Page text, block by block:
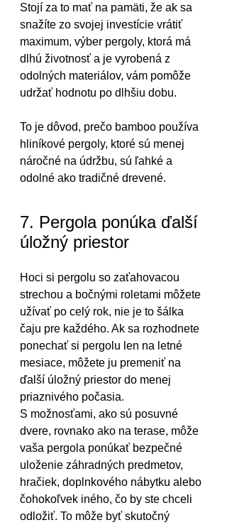
Stojí za to mať na pamäti, že ak sa
snažíte zo svojej investície vrátiť
maximum, výber pergoly, ktorá má
dlhú životnosť a je vyrobená z
odolných materiálov, vám pomôže
udržať hodnotu po dlhšiu dobu.
To je dôvod, prečo bamboo používa
hliníkové pergoly, ktoré sú menej
náročné na údržbu, sú ľahké a
odolné ako tradičné drevené.
7. Pergola ponúka ďalší
úložný priestor
Hoci si pergolu so zaťahovacou
strechou a bočnými roletami môžete
užívať po celý rok, nie je to šálka
čaju pre každého. Ak sa rozhodnete
ponechať si pergolu len na letné
mesiace, môžete ju premeniť na
ďalší úložný priestor do menej
priaznivého počasia.
S možnosťami, ako sú posuvné
dvere, rovnako ako na terase, môže
vaša pergola ponúkať bezpečné
uloženie záhradných predmetov,
hračiek, doplnkového nábytku alebo
čohokoľvek iného, čo by ste chceli
odložiť. To môže byť skutočný